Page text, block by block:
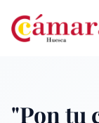
"Pon tu